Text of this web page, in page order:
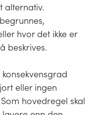
alternativ.
hvor det ikke er
beskrives.
eller ingen
hovedregel skal